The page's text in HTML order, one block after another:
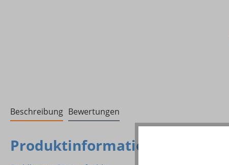
Beschreibung Bewertungen
Produktinformationen "Luca,